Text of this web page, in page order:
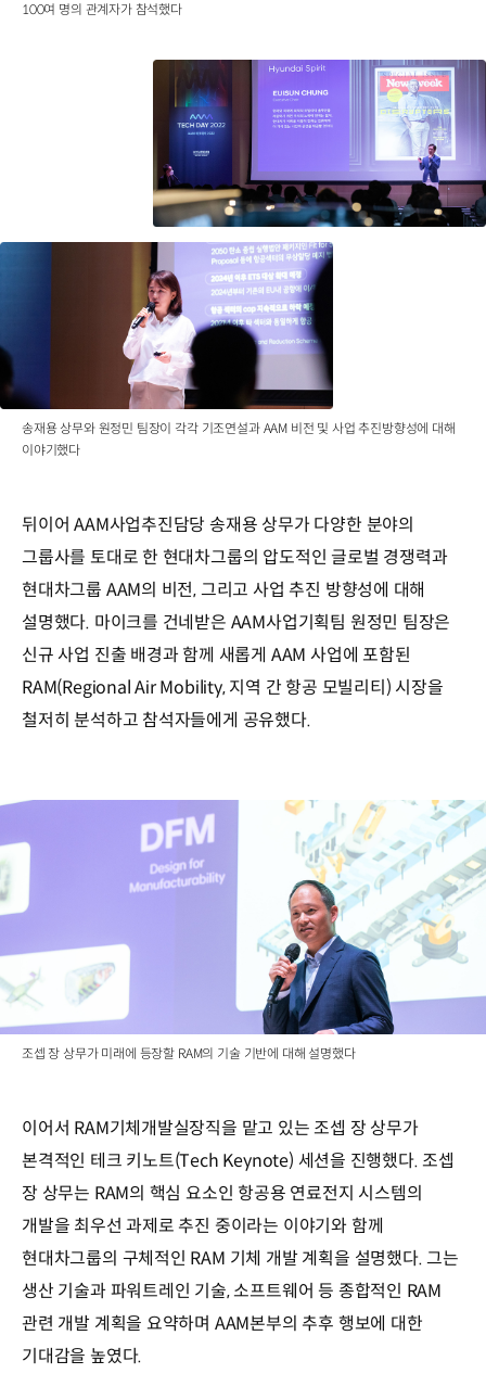
100여 명의 관계자가 참석했다
송재용 상무와 원정민 팀장이 각각 기조연설과 AAM 비전 및 사업 추진방향성에 대해
이야기했다
뒤이어 AAM사업추진담당 송재용 상무가 다양한 분야의
그룹사를 토대로 한 현대차그룹의 압도적인 글로벌 경쟁력과
현대차그룹 AAM의 비전, 그리고 사업 추진 방향성에 대해
설명했다. 마이크를 건네받은 AAM사업기획팀 원정민 팀장은
신규 사업 진출 배경과 함께 새롭게 AAM 사업에 포함된
RAM(Regional Air Mobility, 지역 간 항공 모빌리티) 시장을
철저히 분석하고 참석자들에게 공유했다.
조셉 장 상무가 미래에 등장할 RAM의 기술 기반에 대해 설명했다
이어서 RAM기체개발실장직을 맡고 있는 조셉 장 상무가
본격적인 테크 키노트(Tech Keynote) 세션을 진행했다. 조셉
장 상무는 RAM의 핵심 요소인 항공용 연료전지 시스템의
개발을 최우선 과제로 추진 중이라는 이야기와 함께
현대차그룹의 구체적인 RAM 기체 개발 계획을 설명했다. 그는
생산 기술과 파워트레인 기술, 소프트웨어 등 종합적인 RAM
관련 개발 계획을 요약하며 AAM본부의 추후 행보에 대한
기대감을 높였다.